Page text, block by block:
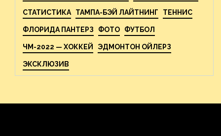
СТАТИСТИКА ТАМПА-БЭЙ ЛАЙТНИНГ ТЕННИС
ФЛОРИДА ПАНТЕРЗ ФОТО ФУТБОЛ
ЧМ-2022 — ХОККЕЙ ЭДМОНТОН ОЙЛЕРЗ
ЭКСКЛЮЗИВ